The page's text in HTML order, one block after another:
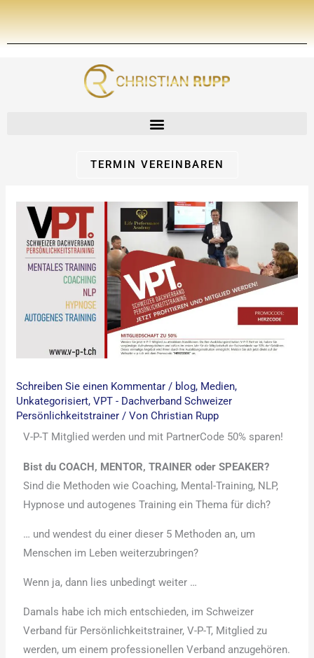
springen
TERMIN VEREINBAREN
Schreiben Sie einen Kommentar / blog, Medien,
Unkategorisiert,VPT - Dachverband Schweizer
Persönlichkeitstrainer / VonChristian Rupp
V-P-T Mitglied werden und mit PartnerCode 50% sparen!
Bist du COACH, MENTOR, TRAINER oder SPEAKER?
Sind die Methoden wie Coaching, Mental-Training, NLP,
Hypnose und autogenes Training ein Thema für dich?
… und wendest du einer dieser 5 Methoden an, um
Menschen im Leben weiterzubringen?
Wenn ja, dann lies unbedingt weiter …
Damals habe ich mich entschieden, im Schweizer
Verband für Persönlichkeitstrainer, V-P-T, Mitglied zu
werden, um einem professionellen Verband anzugehören.